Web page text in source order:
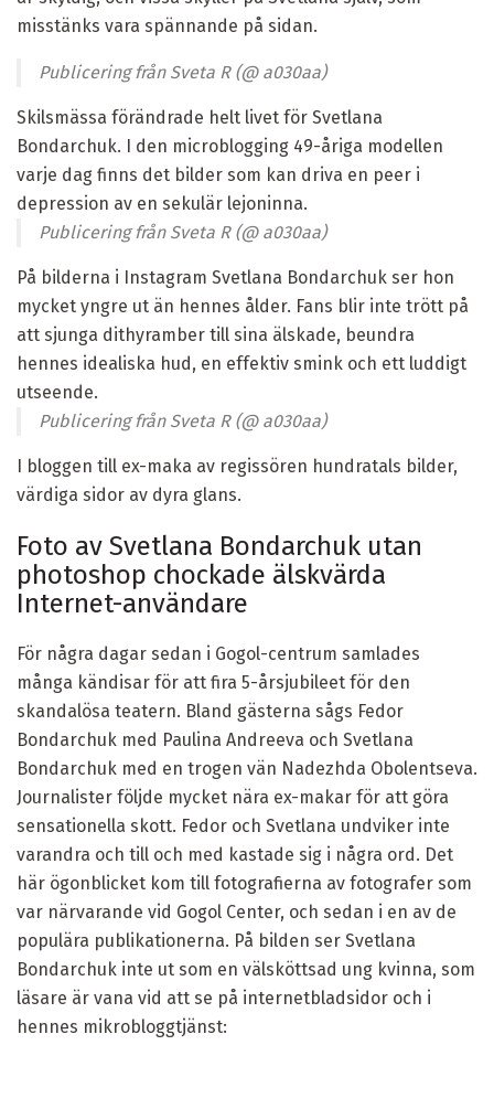
misstänks vara spännande på sidan.
Publicering från Sveta R (@ a030aa)
Skilsmässa förändrade helt livet för Svetlana
Bondarchuk. I den microblogging 49-åriga modellen
varje dag finns det bilder som kan driva en peer i
depression av en sekulär lejoninna.
Publicering från Sveta R (@ a030aa)
På bilderna i Instagram Svetlana Bondarchuk ser hon
mycket yngre ut än hennes ålder. Fans blir inte trött på
att sjunga dithyramber till sina älskade, beundra
hennes idealiska hud, en effektiv smink och ett luddigt
utseende.
Publicering från Sveta R (@ a030aa)
I bloggen till ex-maka av regissören hundratals bilder,
värdiga sidor av dyra glans.
Foto av Svetlana Bondarchuk utan
photoshop chockade älskvärda
Internet-användare
För några dagar sedan i Gogol-centrum samlades
många kändisar för att fira 5-årsjubileet för den
skandalösa teatern. Bland gästerna sågs Fedor
Bondarchuk med Paulina Andreeva och Svetlana
Bondarchuk med en trogen vän Nadezhda Obolentseva.
Journalister följde mycket nära ex-makar för att göra
sensationella skott. Fedor och Svetlana undviker inte
varandra och till och med kastade sig i några ord. Det
här ögonblicket kom till fotografierna av fotografer som
var närvarande vid Gogol Center, och sedan i en av de
populära publikationerna. På bilden ser Svetlana
Bondarchuk inte ut som en välsköttsad ung kvinna, som
läsare är vana vid att se på internetbladsidor och i
hennes mikrobloggtjänst: